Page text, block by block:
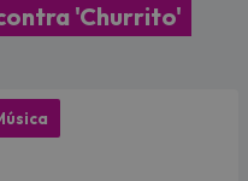
'Churrito'